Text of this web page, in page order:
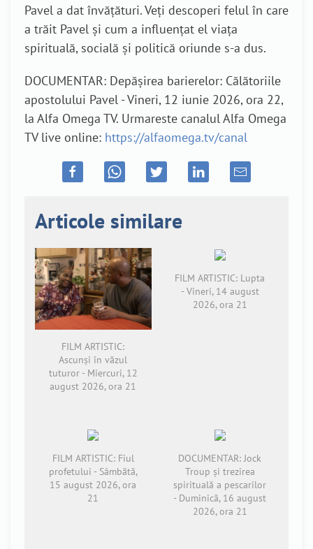
Pavel a dat învățături. Veți descoperi felul în care
a trăit Pavel și cum a influențat el viața
spirituală, socială și politică oriunde s-a dus.
DOCUMENTAR: Depășirea barierelor: Călătoriile
apostolului Pavel - Vineri, 12 iunie 2026, ora 22,
la Alfa Omega TV. Urmareste canalul Alfa Omega
TV live online: https://alfaomega.tv/canal
Articole similare
FILM ARTISTIC:
Ascunși în văzul
tuturor - Miercuri, 12
august 2026, ora 21
FILM ARTISTIC: Lupta
- Vineri, 14 august
2026, ora 21
FILM ARTISTIC: Fiul
profetului - Sâmbătă,
15 august 2026, ora
21
DOCUMENTAR: Jock
Troup și trezirea
spirituală a pescarilor
- Duminică, 16 august
2026, ora 21